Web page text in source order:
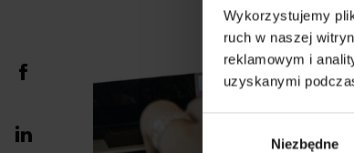
Wykorzystujemy
ruch w naszej
reklamowym i
uzyskanymi
Niezbędne